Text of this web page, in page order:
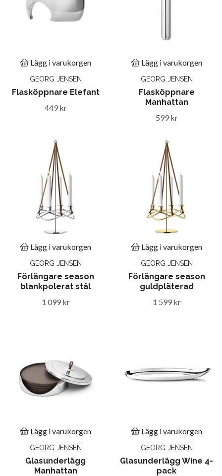
Lägg i varukorgen
GEORG JENSEN
Flasköppnare Elefant
449 kr
Lägg i varukorgen
GEORG JENSEN
Flasköppnare
Manhattan
599 kr
Lägg i varukorgen
GEORG JENSEN
Förlängare season
blankpolerat stål
1 099 kr
Lägg i varukorgen
GEORG JENSEN
Förlängare season
guldpläterad
1 599 kr
Lägg i varukorgen
GEORG JENSEN
Glasunderlägg
Manhattan
Lägg i varukorgen
GEORG JENSEN
Glasunderlägg Wine 4-
pack